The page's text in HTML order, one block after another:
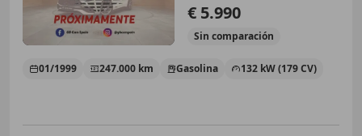
€ 5.990
Sin comparación
01/1999 247.000 km Gasolina 132 kW (179 CV)